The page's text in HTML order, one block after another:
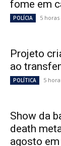
fome em
POLÍCIA 5
Projeto
ao
POLÍTICA 5
Show da
death
agosto